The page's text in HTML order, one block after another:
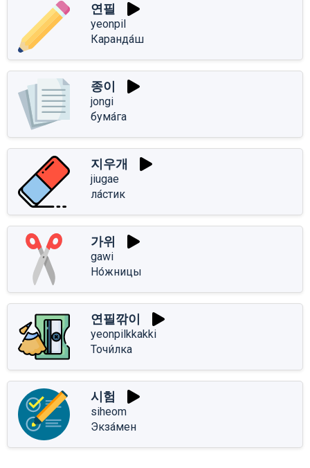
연필
yeonpil
Каранда́ш
종이
jongi
бума́га
지우개
jiugae
ла́стик
가위
gawi
Но́жницы
연필깎이
yeonpilkkakki
Точи́лка
시험
siheom
Экза́мен